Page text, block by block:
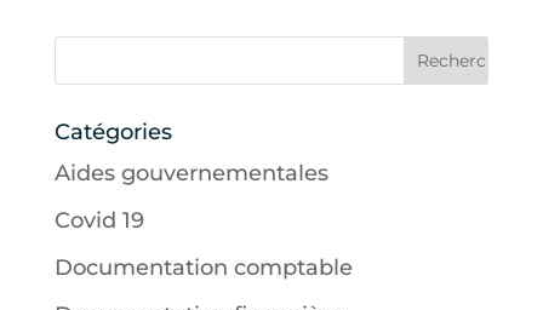
Catégories
Aides gouvernementales
Covid 19
Documentation comptable